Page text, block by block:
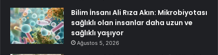
Bilim İnsanı Ali Rıza Akın: Mikrobiyotası
sağlıklı olan insanlar daha uzun ve
sağlıklı yaşıyor
Ağustos 5, 2026